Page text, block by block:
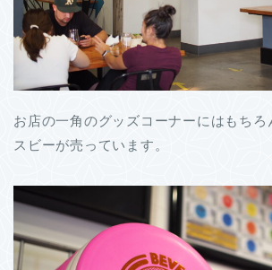
お店の一角のグッズコーナーにはもちろ
スビーが売っています。